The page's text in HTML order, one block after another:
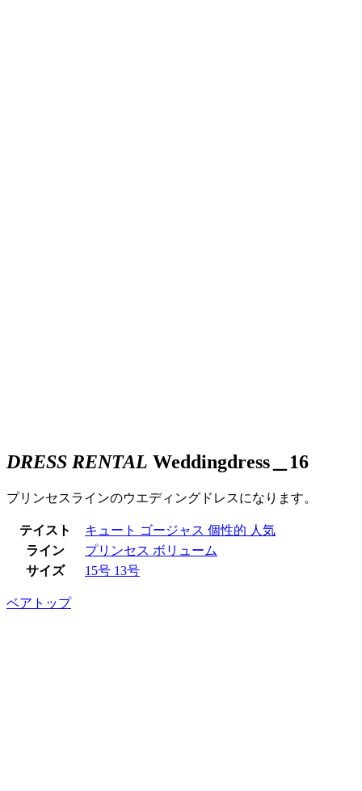
DRESS RENTAL Weddingdress＿16
プリンセスラインのウエディングドレスになります。
テイスト キュート ゴージャス 個性的 人気
ライン
プリンセス ボリューム
サイズ
15号 13号
ベアトップ